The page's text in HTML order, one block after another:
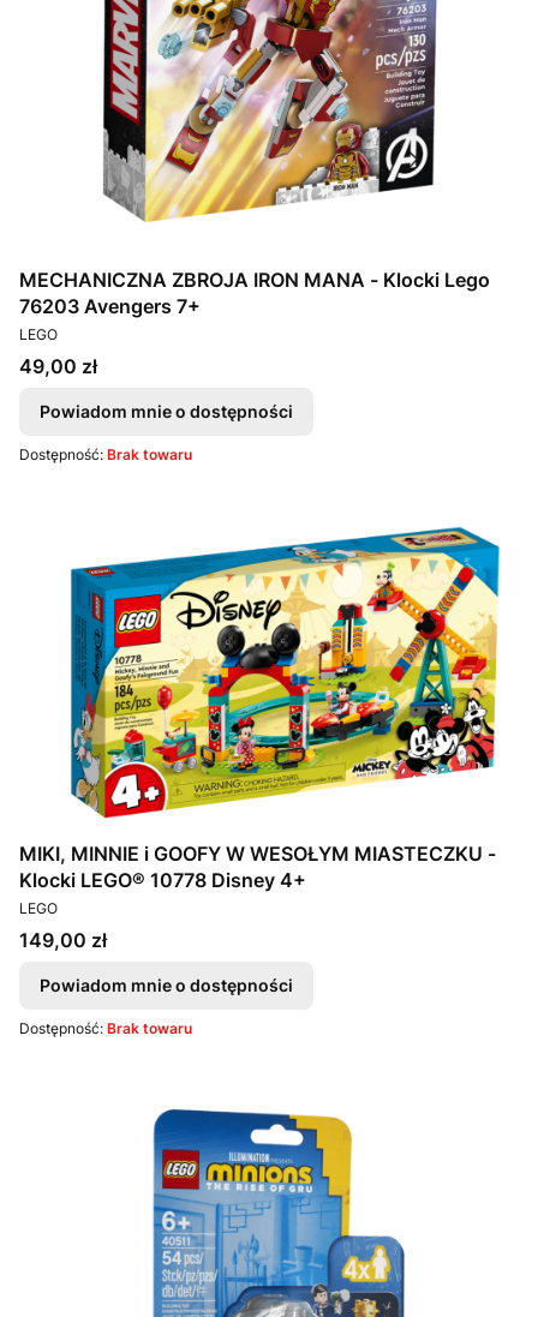
MECHANICZNA ZBROJA IRON MANA - Klocki Lego
76203 Avengers 7+
PRODUCENT
LEGO
Cena
49,00 zł
Powiadom mnie o dostępności
Dostępność: Brak towaru
MIKI, MINNIE i GOOFY W WESOŁYM MIASTECZKU -
Klocki LEGO® 10778 Disney 4+
PRODUCENT
LEGO
Cena
149,00 zł
Powiadom mnie o dostępności
Dostępność: Brak towaru